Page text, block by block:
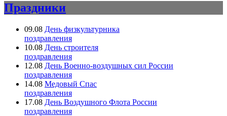
Праздники
09.08 День физкультурника
поздравления
10.08 День строителя
поздравления
12.08 День Военно-воздушных сил России
поздравления
14.08 Медовый Спас
поздравления
17.08 День Воздушного Флота России
поздравления